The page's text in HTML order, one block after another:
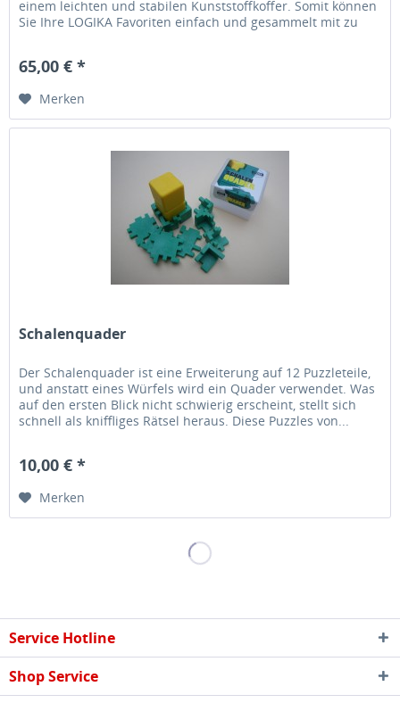
einem leichten und stabilen Kunststoffkoffer. Somit können
Sie Ihre LOGIKA Favoriten einfach und gesammelt mit zu
65,00 € *
Merken
Schalenquader
Der Schalenquader ist eine Erweiterung auf 12 Puzzleteile,
und anstatt eines Würfels wird ein Quader verwendet. Was
auf den ersten Blick nicht schwierig erscheint, stellt sich
schnell als kniffliges Rätsel heraus. Diese Puzzles von...
10,00 € *
Merken
Service Hotline
Shop Service